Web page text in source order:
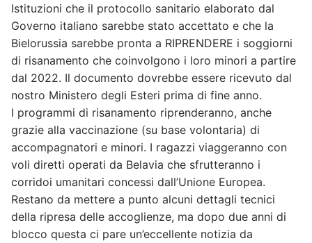
Istituzioni che il protocollo sanitario elaborato dal
Governo italiano sarebbe stato accettato e che la
Bielorussia sarebbe pronta a RIPRENDERE i soggiorni
di risanamento che coinvolgono i loro minori a partire
dal 2022. Il documento dovrebbe essere ricevuto dal
nostro Ministero degli Esteri prima di fine anno.
I programmi di risanamento riprenderanno, anche
grazie alla vaccinazione (su base volontaria) di
accompagnatori e minori. I ragazzi viaggeranno con
voli diretti operati da Belavia che sfrutteranno i
corridoi umanitari concessi dall’Unione Europea.
Restano da mettere a punto alcuni dettagli tecnici
della ripresa delle accoglienze, ma dopo due anni di
blocco questa ci pare un’eccellente notizia da